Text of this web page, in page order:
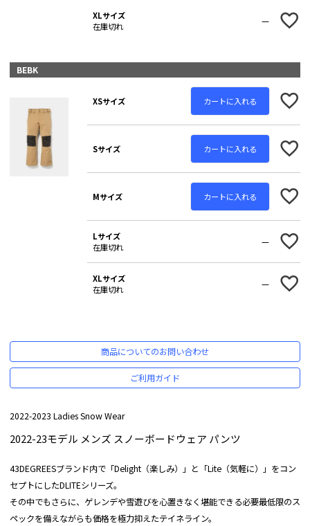
XLサイズ
在庫切れ
—
BEBK
XSサイズ カートに入れる
Sサイズ カートに入れる
Mサイズ カートに入れる
Lサイズ
在庫切れ
—
XLサイズ
在庫切れ
—
商品についてのお問い合わせ
ご利用ガイド
2022-2023 Ladies Snow Wear
2022-23モデル メンズ スノーボードウェア パンツ
43DEGREESブランド内で「Delight（楽しみ）」と「Lite（気軽に）」をコン
セプトにしたDLITEシリーズ。
その中でもさらに、ゲレンデや雪遊びを心置きなく堪能できる必要最低限のス
ペックを備えながらも価格を極力抑えたテイネライン。